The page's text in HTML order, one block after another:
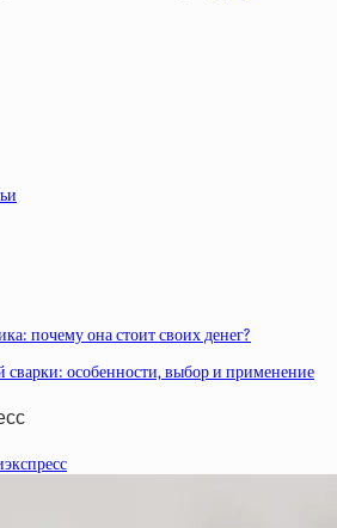
почему она стоит своих денег?
сварки: особенности, выбор и применение